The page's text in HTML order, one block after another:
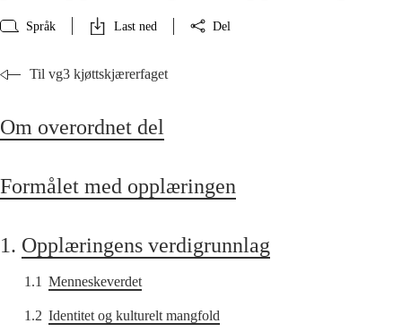
Språk Last ned Del
Til vg3 kjøttskjærerfaget
Om overordnet del
Formålet med opplæringen
1. Opplæringens verdigrunnlag
1.1 Menneskeverdet
1.2 Identitet og kulturelt mangfold